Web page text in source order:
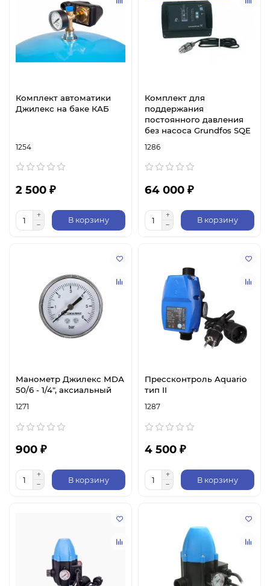
Комплект автоматики
Джилекс на баке КАБ
1254
2 500 ₽
В корзину
Комплект для
поддержания
постоянного давления
без насоса Grundfos SQE
1286
64 000 ₽
В корзину
Манометр Джилекс МDА
50/6 - 1/4", аксиальный
1271
900 ₽
В корзину
Прессконтроль Aquario
тип II
1287
4 500 ₽
В корзину